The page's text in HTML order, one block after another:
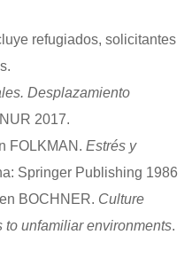
refugiados, solicitantes
Desplazamiento
2017.
FOLKMAN. Estrés y
Springer Publishing 1986
BOCHNER. Culture
unfamiliar environments.